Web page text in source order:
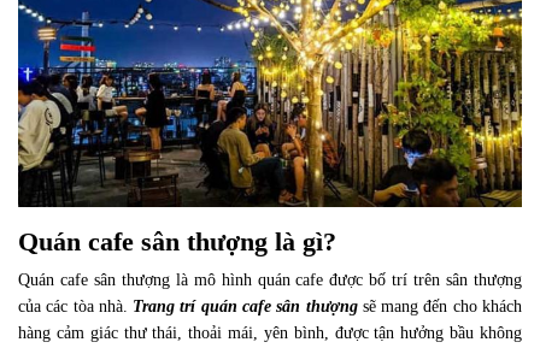
Quán cafe sân thượng là gì?
Quán cafe sân thượng là mô hình quán cafe được bố trí trên sân thượng
của các tòa nhà. Trang trí quán cafe sân thượngsẽ mang đến cho khách
hàng cảm giác thư thái, thoải mái, yên bình, được tận hưởng bầu không